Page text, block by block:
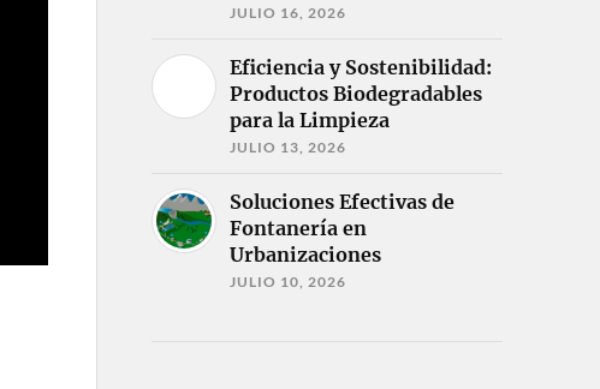
JULIO 16, 2026
Eficiencia y Sostenibilidad:
Productos Biodegradables
para la Limpieza
JULIO 13, 2026
Soluciones Efectivas de
Fontanería en
Urbanizaciones
JULIO 10, 2026